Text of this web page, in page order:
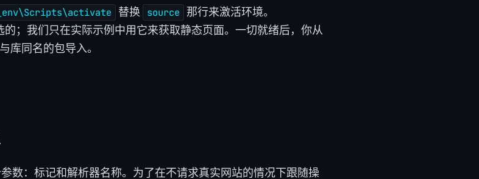
替换 source 那行来激活环境。
的；我们只在实际示例中用它来获取静态页面。一切就绪后，你从
库同名的包导入。
数：标记和解析器名称。为了在不请求真实网站的情况下跟随操